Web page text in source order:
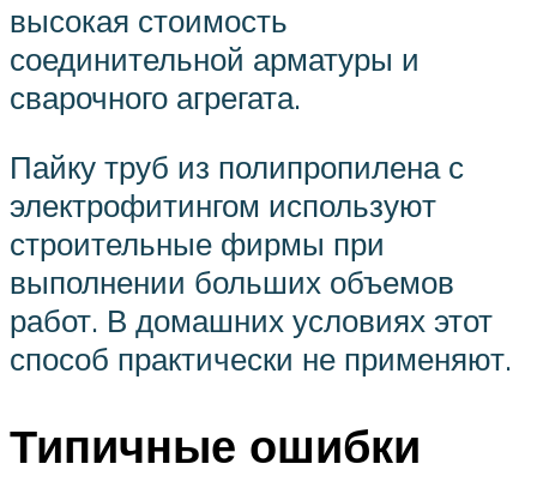
высокая стоимость
соединительной арматуры и
сварочного агрегата.
Пайку труб из полипропилена с
электрофитингом используют
строительные фирмы при
выполнении больших объемов
работ. В домашних условиях этот
способ практически не применяют.
Типичные ошибки